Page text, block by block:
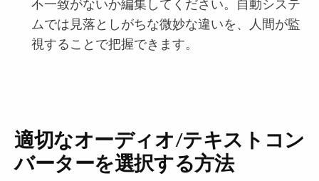
不一致がないか編集してください。自動システ
ムでは見落としがちな微妙な違いを、人間が監
視することで把握できます。
適切なオーディオ/テキストコン
バーターを選択する方法